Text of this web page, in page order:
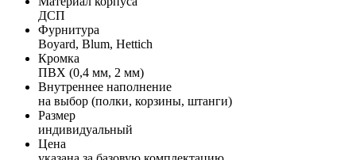
ДСП
Фурнитура
Boyard, Blum, Hettich
Кромка
ПВХ (0,4 мм, 2 мм)
Внутреннее наполнение
на выбор (полки, корзины, штанги)
Размер
индивидуальный
Цена